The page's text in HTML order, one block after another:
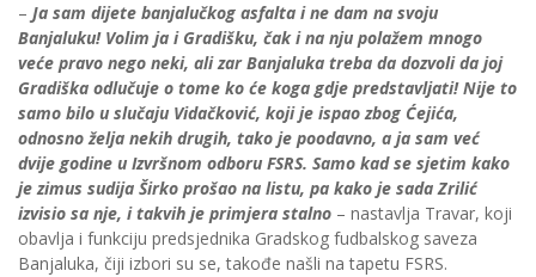
– Ja sam dijete banjalučkog asfalta i ne dam na svoju
Banjaluku! Volim ja i Gradišku, čak i na nju polažem mnogo
veće pravo nego neki, ali zar Banjaluka treba da dozvoli da joj
Gradiška odlučuje o tome ko će koga gdje predstavljati! Nije to
samo bilo u slučaju Vidačković, koji je ispao zbog Ćejića,
odnosno želja nekih drugih, tako je poodavno, a ja sam već
dvije godine u Izvršnom odboru FSRS. Samo kad se sjetim kako
je zimus sudija Širko prošao na listu, pa kako je sada Zrilić
izvisio sa nje, i takvih je primjera stalno – nastavlja Travar, koji
obavlja i funkciju predsjednika Gradskog fudbalskog saveza
Banjaluka, čiji izbori su se, takođe našli na tapetu FSRS.